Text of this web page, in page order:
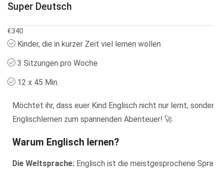
Super Deutsch
€340
Kinder, die in kurzer Zeit viel lernen wollen
3 Sitzungen pro Woche
12 x 45 Min.
Möchtet ihr, dass euer Kind Englisch nicht nur lernt,
Englischlernen zum spannenden Abenteuer! 🚀
Warum Englisch lernen?
Die Weltsprache: Englisch ist die meistgesprochene